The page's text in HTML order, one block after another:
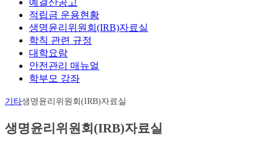
적립금 운용현황
생명윤리위원회(IRB)자료실
학칙 관련 규정
대학요람
안전관리 매뉴얼
학부모 강좌
기타생명윤리위원회(IRB)자료실
생명윤리위원회(IRB)자료실